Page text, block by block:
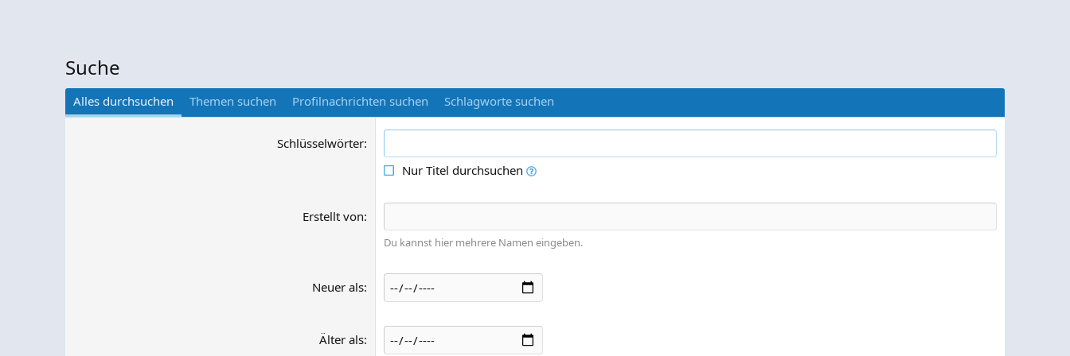
Suche
Alles durchsuchen Themen suchen Profilnachrichten suchen Schlagworte suchen
Schlüsselwörter
Nur Titel durchsuchen
Erstellt von
Du kannst hier mehrere Namen eingeben.
Neuer als
Älter als